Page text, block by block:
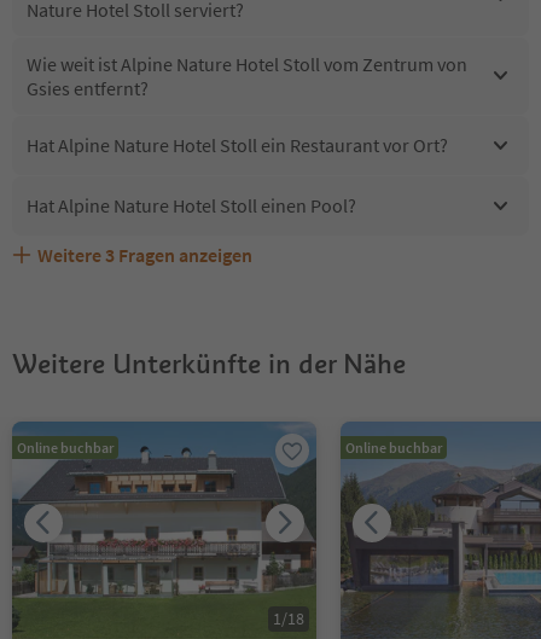
Nature Hotel Stoll serviert?
Wie weit ist Alpine Nature Hotel Stoll vom Zentrum von
Gsies entfernt?
Hat Alpine Nature Hotel Stoll ein Restaurant vor Ort?
Hat Alpine Nature Hotel Stoll einen Pool?
Sind Haustiere in der Unterkunft Alpine Nature Hotel
Welche Services bietet Alpine Nature Hotel Stoll?
Erhalten die Gäste von Alpine Nature Hotel Stoll einen
Weitere 3 Fragen anzeigen
Weitere Unterkünfte in der Nähe
Online buchbar
1/18
Online buchbar